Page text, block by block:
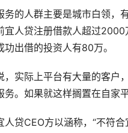
人群主要是城市白领，有
宜人贷注册借款人超过
功出借的投资人有80万。
际上平台有大量的客户，
务。如果就这样搁置在自家
CEO方以涵称，“不符合